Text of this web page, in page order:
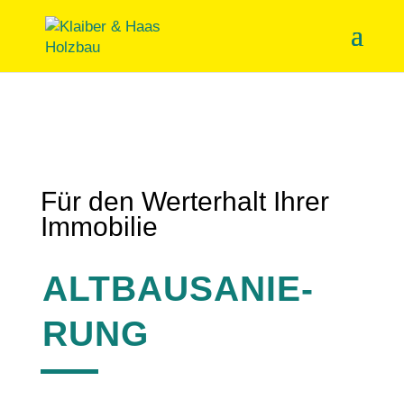
Für den Wert­erhalt Ihrer
Immobilie
ALTBAU­SA­NIE­
RUNG